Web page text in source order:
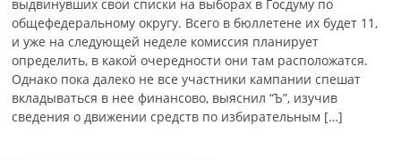
выдвинувших свои списки на выборах в Госдуму по
общефедеральному округу. Всего в бюллетене их будет 11,
и уже на следующей неделе комиссия планирует
определить, в какой очередности они там расположатся.
Однако пока далеко не все участники кампании спешат
вкладываться в нее финансово, выяснил “Ъ”, изучив
сведения о движении средств по избирательным […]